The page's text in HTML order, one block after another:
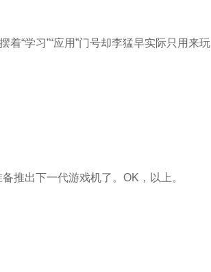
“学习”“应用”门号却李猛早实际只用来玩
推出下一代游戏机了。OK，以上。